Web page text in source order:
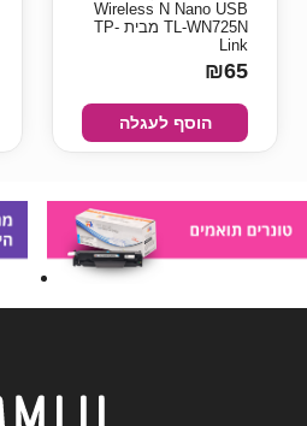
Wireless N Nano USB
TL-WN725N מבית TP-
Link
₪65
הוסף לעגלה